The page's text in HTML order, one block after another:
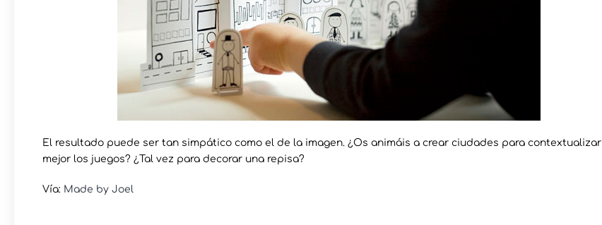
El resultado puede ser tan simpático como el de la imagen. ¿Os animáis a crear ciudades para contextualizar
mejor los juegos? ¿Tal vez para decorar una repisa?
Vía: Made by Joel